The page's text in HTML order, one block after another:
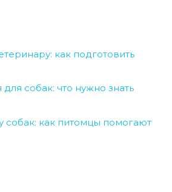
как подготовить
собак: что нужно знать
собак: как питомцы помогают